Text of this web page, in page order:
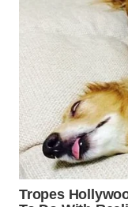
WN
MAJALENGKA
WN
SUBANG
WN
SUKABUMI